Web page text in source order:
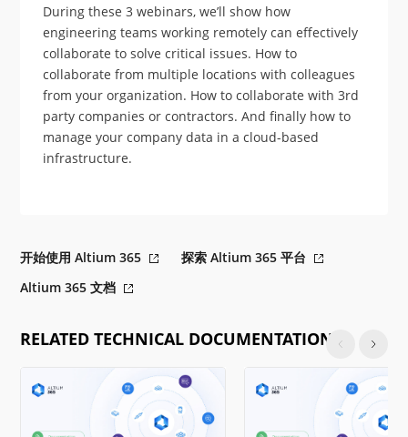
During these 3 webinars, we’ll show how
engineering teams working remotely can effectively
collaborate to solve critical issues. How to
collaborate from multiple locations with colleagues
from your organization. How to collaborate with 3rd
party companies or contractors. And finally how to
manage your company data in a cloud-based
infrastructure.
开始使用 Altium 365
探索 Altium 365 平台
Altium 365 文档
RELATED TECHNICAL DOCUMENTATION